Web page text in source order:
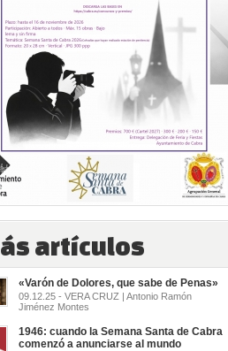
artículos
«Varón de Dolores, que sabe de Penas»
09.12.25 - VERA CRUZ | Antonio Ramón
Jiménez Montes
1946: cuando la Semana Santa de Cabra
comenzó a anunciarse al mundo